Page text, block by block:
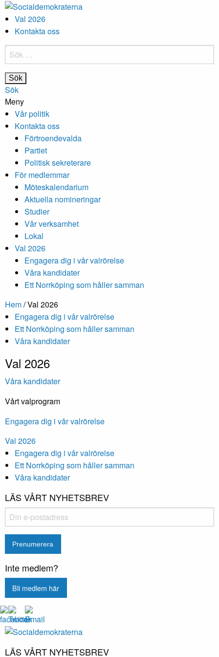
Val 2026
Kontakta oss
Sök
efter:
Sök
Meny
Vår politik
Kontakta oss
Förtroendevalda
Partiet
Politisk sekreterare
För medlemmar
Möteskalendarium
Aktuella nomineringar
Studier
Vår verksamhet
Lokal
Val 2026
Engagera dig i vår valrörelse
Våra kandidater
Ett Norrköping som håller samman
Hem/Val 2026
Engagera dig i vår valrörelse
Ett Norrköping som håller samman
Våra kandidater
Val 2026
Våra kandidater
Vårt valprogram
Engagera dig i vår valrörelse
Val 2026
Engagera dig i vår valrörelse
Ett Norrköping som håller samman
Våra kandidater
LÄS VÅRT NYHETSBREV
Inte medlem?
Bli medlem här
LÄS VÅRT NYHETSBREV